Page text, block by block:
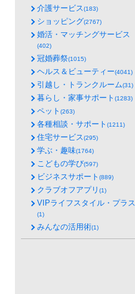
介護サービス(183)
ショッピング(2767)
婚活・マッチングサービス
(402)
冠婚葬祭(1015)
ヘルス＆ビューティー(4041)
引越し・トランクルーム(31)
暮らし・家事サポート (1283)
ペット (263)
各種相談・サポート (1211)
住宅サービス(295)
学ぶ・趣味(1764)
こどもの学び(597)
ビジネスサポート (889)
クラブオフアプリ (1)
VIPライフスタイル・プラス
(1)
みんなの活用術(1)